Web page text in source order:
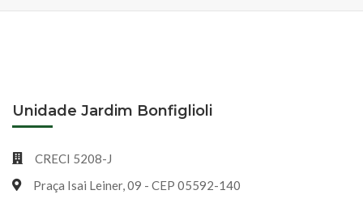
Unidade Jardim Bonfiglioli
CRECI 5208-J
Praça Isai Leiner, 09 - CEP 05592-140